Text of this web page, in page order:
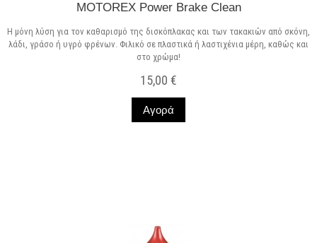
MOTOREX Power Brake Clean
Η μόνη λύση για τον καθαρισμό της δισκόπλακας και των τακακιών από σκόνη,
λάδι, γράσο ή υγρό φρένων. Φιλικό σε πλαστικά ή λαστιχένια μέρη, καθώς και
στο χρώμα!
15,00 €
Αγορά